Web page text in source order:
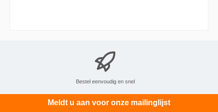
pamolie.
Bestel eenvoudig en snel
Meldt u aan voor onze mailinglijst